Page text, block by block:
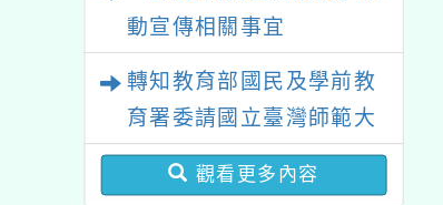
動宣傳相關事宜
轉知教育部國民及學前教
育署委請國立臺灣師範大
學辦理「114至115年度
健康促進學校輔導計畫師
觀看更多內容